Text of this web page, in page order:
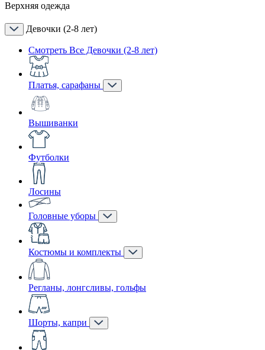
Верхняя одежда
Девочки (2-8 лет)
Смотреть Все Девочки (2-8 лет)
Платья, сарафаны
Вышиванки
Футболки
Лосины
Головные уборы
Костюмы и комплекты
Регланы, лонгсливы, гольфы
Шорты, капри